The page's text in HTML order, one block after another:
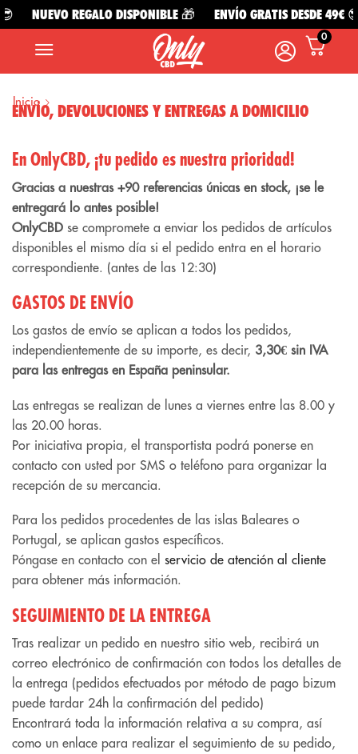
NUEVO REGALO DISPONIBLE 🎁 ENVÍO GRATIS DESDE 49€ 😎
0
Inicio
ENVÍO, DEVOLUCIONES Y ENTREGAS A DOMICILIO
En OnlyCBD, ¡tu pedido es nuestra prioridad!
Gracias a nuestras +90 referencias únicas en stock, ¡se le
entregará lo antes posible!
OnlyCBD se compromete a enviar los pedidos de artículos
disponibles el mismo día si el pedido entra en el horario
correspondiente. (antes de las 12:30)
GASTOS DE ENVÍO
Los gastos de envío se aplican a todos los pedidos,
independientemente de su importe, es decir, 3,30€ sin IVA
para las entregas en España peninsular.
Las entregas se realizan de lunes a viernes entre las 8.00 y
las 20.00 horas.
Por iniciativa propia, el transportista podrá ponerse en
contacto con usted por SMS o teléfono para organizar la
recepción de su mercancia.
Para los pedidos procedentes de las islas Baleares o
Portugal, se aplican gastos específicos.
Póngase en contacto con el servicio de atención al cliente
para obtener más información.
SEGUIMIENTO DE LA ENTREGA
Tras realizar un pedido en nuestro sitio web, recibirá un
correo electrónico de confirmación con todos los detalles de
la entrega (pedidos efectuados por método de pago bizum
puede tardar 24h la confirmación del pedido)
Encontrará toda la información relativa a su compra, así
como un enlace para realizar el seguimiento de su pedido,